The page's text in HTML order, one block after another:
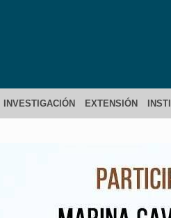
INVESTIGACIÓN EXTENSIÓN